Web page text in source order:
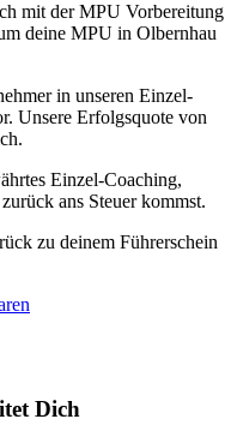
mit der MPU Vorbereitung
deine MPU in Olbernhau
in unseren Einzel-
Unsere Erfolgsquote von
Einzel-Coaching,
ans Steuer kommst.
zu deinem Führerschein
Dich